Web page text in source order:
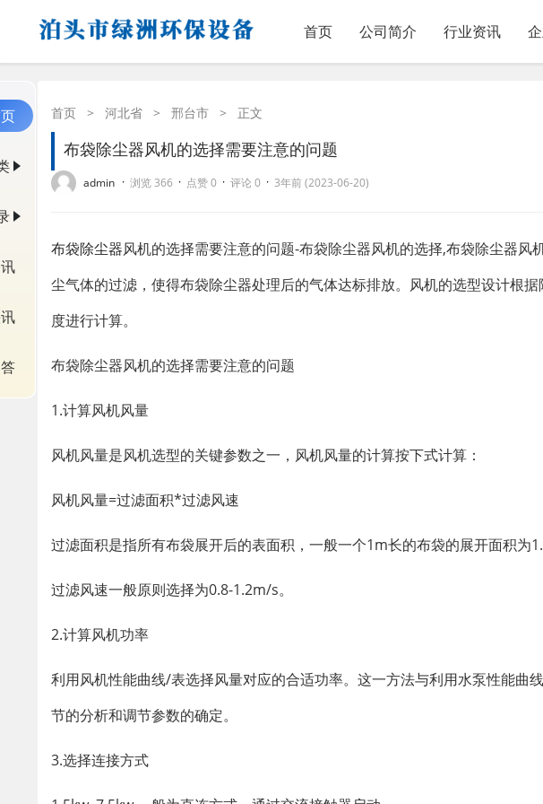
首页 公司简介 行业资讯
首页 > 河北省 > 邢台市 > 正文
布袋除尘器风机的选择需要注意的问题
admin · 浏览 366 · 点赞 0 · 评论 0 · 3年前 (2023-06-20)
布袋除尘器风机的选择需要注意的问题-布袋除尘器风机的选择,布袋除尘器
尘气体的过滤，使得布袋除尘器处理后的气体达标排放。风机的选型设计根
度进行计算。
布袋除尘器风机的选择需要注意的问题
1.计算风机风量
风机风量是风机选型的关键参数之一，风机风量的计算按下式计算：
风机风量=过滤面积*过滤风速
过滤面积是指所有布袋展开后的表面积，一般一个1m长的布袋的展开面积为
过滤风速一般原则选择为0.8-1.2m/s。
2.计算风机功率
利用风机性能曲线/表选择风量对应的合适功率。这一方法与利用水泵性能曲
节的分析和调节参数的确定。
3.选择连接方式